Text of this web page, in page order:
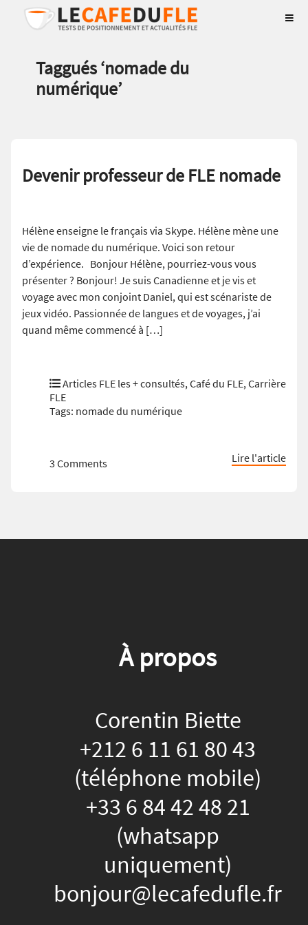
Taggués ‘nomade du
numérique’
Devenir professeur de FLE nomade
Hélène enseigne le français via Skype. Hélène mène une
vie de nomade du numérique. Voici son retour
d’expérience. Bonjour Hélène, pourriez-vous vous
présenter ? Bonjour! Je suis Canadienne et je vis et
voyage avec mon conjoint Daniel, qui est scénariste de
jeux vidéo. Passionnée de langues et de voyages, j’ai
quand même commencé à […]
Articles FLE les + consultés,Café du FLE,Carrière
FLE
Tags: nomade du numérique
3 Comments Lire l'article
À propos
Corentin Biette
+212 6 11 61 80 43
(téléphone mobile)
+33 6 84 42 48 21
(whatsapp
uniquement)
bonjour@lecafedufle.fr